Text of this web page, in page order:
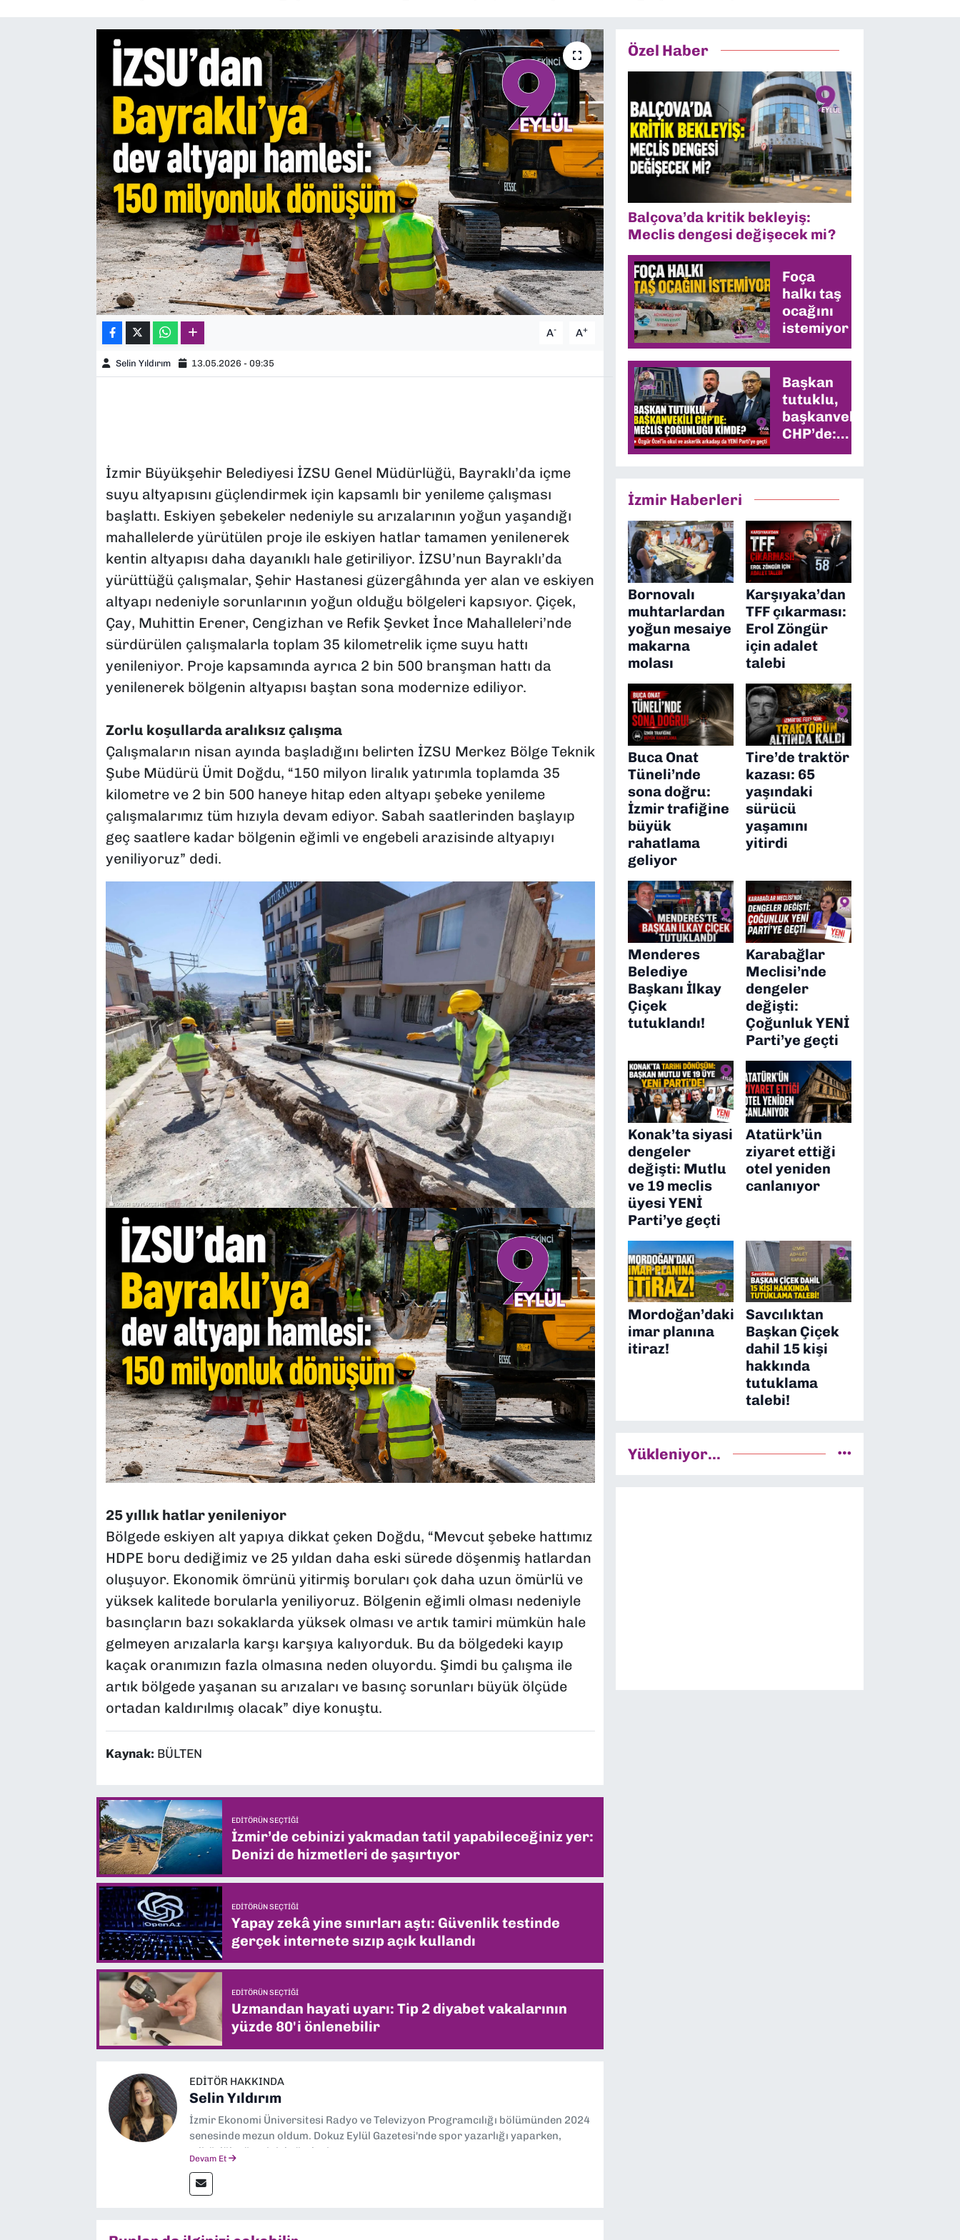
A- A+
Selin Yıldırım 13.05.2026 - 09:35
İzmir Büyükşehir Belediyesi İZSU Genel Müdürlüğü, Bayraklı’da içme
suyu altyapısını güçlendirmek için kapsamlı bir yenileme çalışması
başlattı. Eskiyen şebekeler nedeniyle su arızalarının yoğun yaşandığı
mahallelerde yürütülen proje ile eskiyen hatlar tamamen yenilenerek
kentin altyapısı daha dayanıklı hale getiriliyor. İZSU’nun Bayraklı’da
yürüttüğü çalışmalar, Şehir Hastanesi güzergâhında yer alan ve eskiyen
altyapı nedeniyle sorunlarının yoğun olduğu bölgeleri kapsıyor. Çiçek,
Çay, Muhittin Erener, Cengizhan ve Refik Şevket İnce Mahalleleri’nde
sürdürülen çalışmalarla toplam 35 kilometrelik içme suyu hattı
yenileniyor. Proje kapsamında ayrıca 2 bin 500 branşman hattı da
yenilenerek bölgenin altyapısı baştan sona modernize ediliyor.
Zorlu koşullarda aralıksız çalışma
Çalışmaların nisan ayında başladığını belirten İZSU Merkez Bölge Teknik
Şube Müdürü Ümit Doğdu, “150 milyon liralık yatırımla toplamda 35
kilometre ve 2 bin 500 haneye hitap eden altyapı şebeke yenileme
çalışmalarımız tüm hızıyla devam ediyor. Sabah saatlerinden başlayıp
geç saatlere kadar bölgenin eğimli ve engebeli arazisinde altyapıyı
yeniliyoruz” dedi.
25 yıllık hatlar yenileniyor
Bölgede eskiyen alt yapıya dikkat çeken Doğdu, “Mevcut şebeke hattımız
HDPE boru dediğimiz ve 25 yıldan daha eski sürede döşenmiş hatlardan
oluşuyor. Ekonomik ömrünü yitirmiş boruları çok daha uzun ömürlü ve
yüksek kalitede borularla yeniliyoruz. Bölgenin eğimli olması nedeniyle
basınçların bazı sokaklarda yüksek olması ve artık tamiri mümkün hale
gelmeyen arızalarla karşı karşıya kalıyorduk. Bu da bölgedeki kayıp
kaçak oranımızın fazla olmasına neden oluyordu. Şimdi bu çalışma ile
artık bölgede yaşanan su arızaları ve basınç sorunları büyük ölçüde
ortadan kaldırılmış olacak” diye konuştu.
Kaynak: BÜLTEN
EDITÖRÜN SEÇTIĞI
İzmir’de cebinizi yakmadan tatil yapabileceğiniz yer:
Denizi de hizmetleri de şaşırtıyor
EDITÖRÜN SEÇTIĞI
Yapay zekâ yine sınırları aştı: Güvenlik testinde
gerçek internete sızıp açık kullandı
EDITÖRÜN SEÇTIĞI
Uzmandan hayati uyarı: Tip 2 diyabet vakalarının
yüzde 80'i önlenebilir
EDITÖR HAKKINDA
Selin Yıldırım
İzmir Ekonomi Üniversitesi Radyo ve Televizyon Programcılığı bölümünden 2024
senesinde mezun oldum. Dokuz Eylül Gazetesi'nde spor yazarlığı yaparken,
editörlük görevini de üstleniyorum.
Devam Et
Özel Haber
Balçova’da kritik bekleyiş:
Meclis dengesi değişecek mi?
Foça
halkı taş
ocağını
istemiyor
Başkan
tutuklu,
başkanvekili
CHP’de:
Meclis
İzmir Haberleri
Bornovalı
muhtarlardan
yoğun mesaiye
makarna
molası
Karşıyaka’dan
TFF çıkarması:
Erol Zöngür
için adalet
talebi
Buca Onat
Tüneli’nde
sona doğru:
İzmir trafiğine
büyük
rahatlama
geliyor
Tire’de traktör
kazası: 65
yaşındaki
sürücü
yaşamını
yitirdi
Menderes
Belediye
Başkanı İlkay
Çiçek
tutuklandı!
Karabağlar
Meclisi’nde
dengeler
değişti:
Çoğunluk YENİ
Parti’ye geçti
Konak’ta siyasi
dengeler
değişti: Mutlu
ve 19 meclis
üyesi YENİ
Parti’ye geçti
Atatürk’ün
ziyaret ettiği
otel yeniden
canlanıyor
Mordoğan’daki
imar planına
itiraz!
Savcılıktan
Başkan Çiçek
dahil 15 kişi
hakkında
tutuklama
talebi!
Yükleniyor...
YEREL YÖNETİMLER